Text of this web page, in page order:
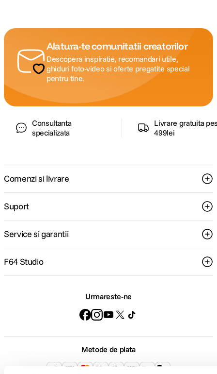
Alatura-te comunitatii creatorilor
Descopera inspiratie, recomandari utile,
ghiduri foto-video si oferte pregatite special
pentru tine.
Consultanta
specializata
Livrare gratuita
499lei
Comenzi si livrare
Suport
Service si garantii
F64 Studio
Urmareste-ne
Metode de plata